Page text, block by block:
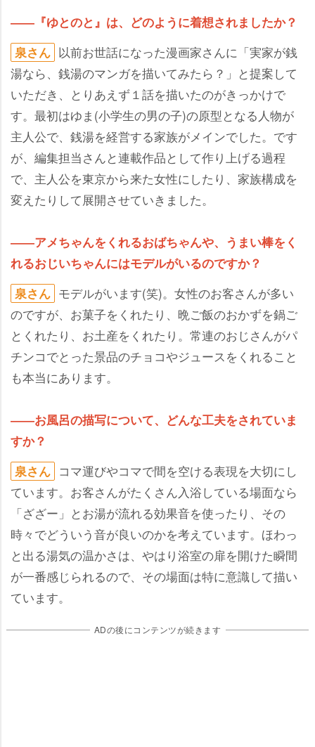
――『ゆとのと』は、どのように着想されましたか？
泉さん 以前お世話になった漫画家さんに「実家が銭
湯なら、銭湯のマンガを描いてみたら？」と提案して
いただき、とりあえず１話を描いたのがきっかけで
す。最初はゆま(小学生の男の子)の原型となる人物が
主人公で、銭湯を経営する家族がメインでした。です
が、編集担当さんと連載作品として作り上げる過程
で、主人公を東京から来た女性にしたり、家族構成を
変えたりして展開させていきました。
――アメちゃんをくれるおばちゃんや、うまい棒をく
れるおじいちゃんにはモデルがいるのですか？
泉さん モデルがいます(笑)。女性のお客さんが多い
のですが、お菓子をくれたり、晩ご飯のおかずを鍋ご
とくれたり、お土産をくれたり。常連のおじさんがパ
チンコでとった景品のチョコやジュースをくれること
も本当にあります。
――お風呂の描写について、どんな工夫をされていま
すか？
泉さん コマ運びやコマで間を空ける表現を大切にし
ています。お客さんがたくさん入浴している場面なら
「ざざー」とお湯が流れる効果音を使ったり、その
時々でどういう音が良いのかを考えています。ほわっ
と出る湯気の温かさは、やはり浴室の扉を開けた瞬間
が一番感じられるので、その場面は特に意識して描い
ています。
ADの後にコンテンツが続きます